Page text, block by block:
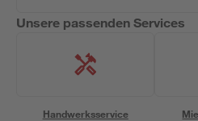
Unsere passenden Services
Handwerksservice